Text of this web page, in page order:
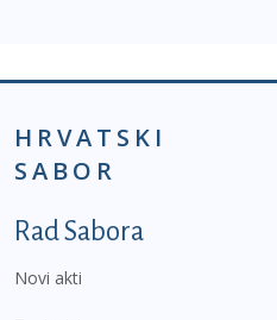
HRVATSKI
SABOR
Podnožje prvi
Rad Sabora
Novi akti